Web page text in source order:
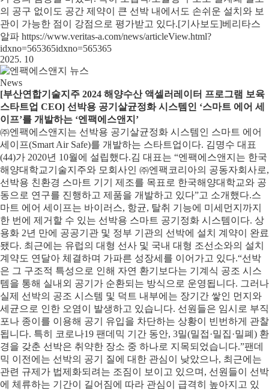
의 공구 없이도 공간 제약이 큰 선박 내에서도 손쉬운 설치와 보
관이 가능한 점이 강점으로 평가받고 있다.[기사보도]베리타스
알파 https://www.veritas-a.com/news/articleView.html?
idxno=565365idxno=565365
2025. 10
News
[부산연합기술지주 2024 해양수산 액셀러레이터 프로그램 보육
스타트업 CEO] 선박용 공기살균정화 시스템인 ‘스마트 에어 세
이프’를 개발하는 ‘엔팩에스앤지’
㈜엔팩에스앤지는 선박용 공기살균정화 시스템인 스마트 에어
세이프(Smart Air Safe)를 개발하는 스타트업이다. 김명수 대표
(44)가 2020년 10월에 설립했다.김 대표는 “엔팩에스앤지는 한국
해양대학교기술지주와 모회사인 ㈜엔팩코리아의 공동자회사로,
선박용 친환경 스마트 기기 제조를 목표로 한국해양대학교와 공
동으로 연구를 진행하고 제품을 개발하고 있다”고 소개했다.스
마트 에어 세이프는 바이러스, 항균, 탈취 기능에 미세먼지까지
한 번에 제거할 수 있는 선박용 스마트 공기정화 시스템이다. 상
용화 2년 만에 공공기관 및 정부 기관의 선박에 설치 계약이 완료
됐다. 최근에는 유럽의 대형 선사 및 국내 대형 조선소와의 설치
계약도 연달아 체결하며 가파른 성장세를 이어가고 있다.“선박
은 그 구조적 특성으로 인해 자연 환기보다는 기계식 공조 시스
템을 통해 실내외 공기가 순환되는 방식으로 운영됩니다. 그러나
실제 선박의 공조 시스템 및 덕트 내부에는 장기간 쌓인 먼지와
세균으로 인한 오염이 발생하고 있습니다. 선원들은 임시로 부직
포나 종이를 이용해 공기 유입을 차단하는 상황이 빈번하게 관찰
됩니다. 특히 코로나19 팬데믹 기간 동안, 3밀(밀접·밀집·밀폐) 환
경을 갖춘 선박은 취약한 장소 중 하나로 지목되었습니다.” 팬데
믹 이전에는 선박의 공기 질에 대한 관심이 낮았으나, 최근에는
관련 규제가 법제화되려는 조짐이 보이고 있으며, 선원들이 선박
에 체류하는 기간이 길어짐에 따라 관심이 급격히 높아지고 있